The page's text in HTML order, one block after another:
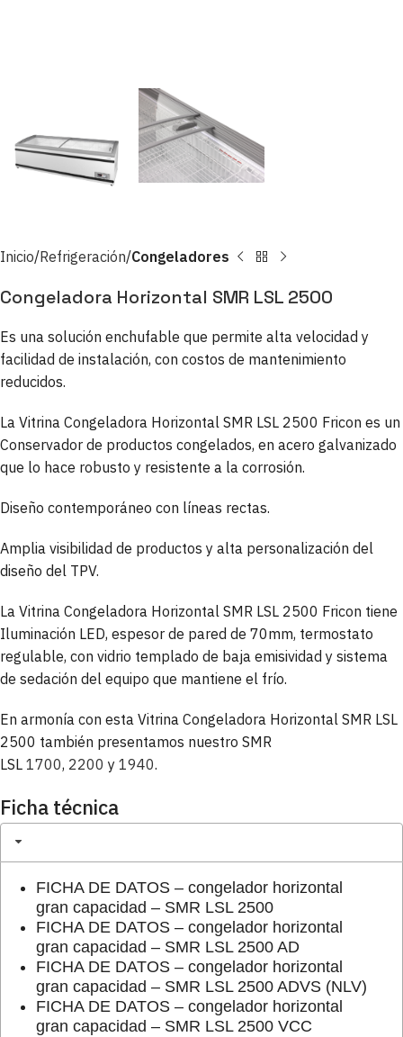
Inicio Refrigeración Congeladores
Congeladora Horizontal SMR LSL 2500
Es una solución enchufable que permite alta velocidad y
facilidad de instalación, con costos de mantenimiento
reducidos.
La Vitrina Congeladora Horizontal SMR LSL 2500 Fricon es un
Conservador de productos congelados, en acero galvanizado
que lo hace robusto y resistente a la corrosión.
Diseño contemporáneo con líneas rectas.
Amplia visibilidad de productos y alta personalización del
diseño del TPV.
La Vitrina Congeladora Horizontal SMR LSL 2500 Fricon tiene
Iluminación LED, espesor de pared de 70mm, termostato
regulable, con vidrio templado de baja emisividad y sistema
de sedación del equipo que mantiene el frío.
En armonía con esta Vitrina Congeladora Horizontal SMR LSL
2500 también presentamos nuestro SMR
LSL 1700, 2200 y 1940.
Ficha técnica
FICHA DE DATOS – congelador horizontal
gran capacidad – SMR LSL 2500
FICHA DE DATOS – congelador horizontal
gran capacidad – SMR LSL 2500 AD
FICHA DE DATOS – congelador horizontal
gran capacidad – SMR LSL 2500 ADVS (NLV)
FICHA DE DATOS – congelador horizontal
gran capacidad – SMR LSL 2500 VCC